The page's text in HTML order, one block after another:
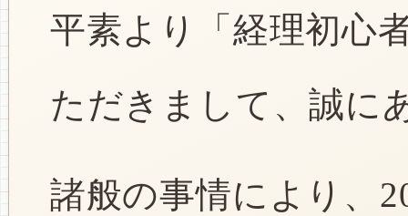
平素より「経理初心
ただきまして、誠に
諸般の事情により、